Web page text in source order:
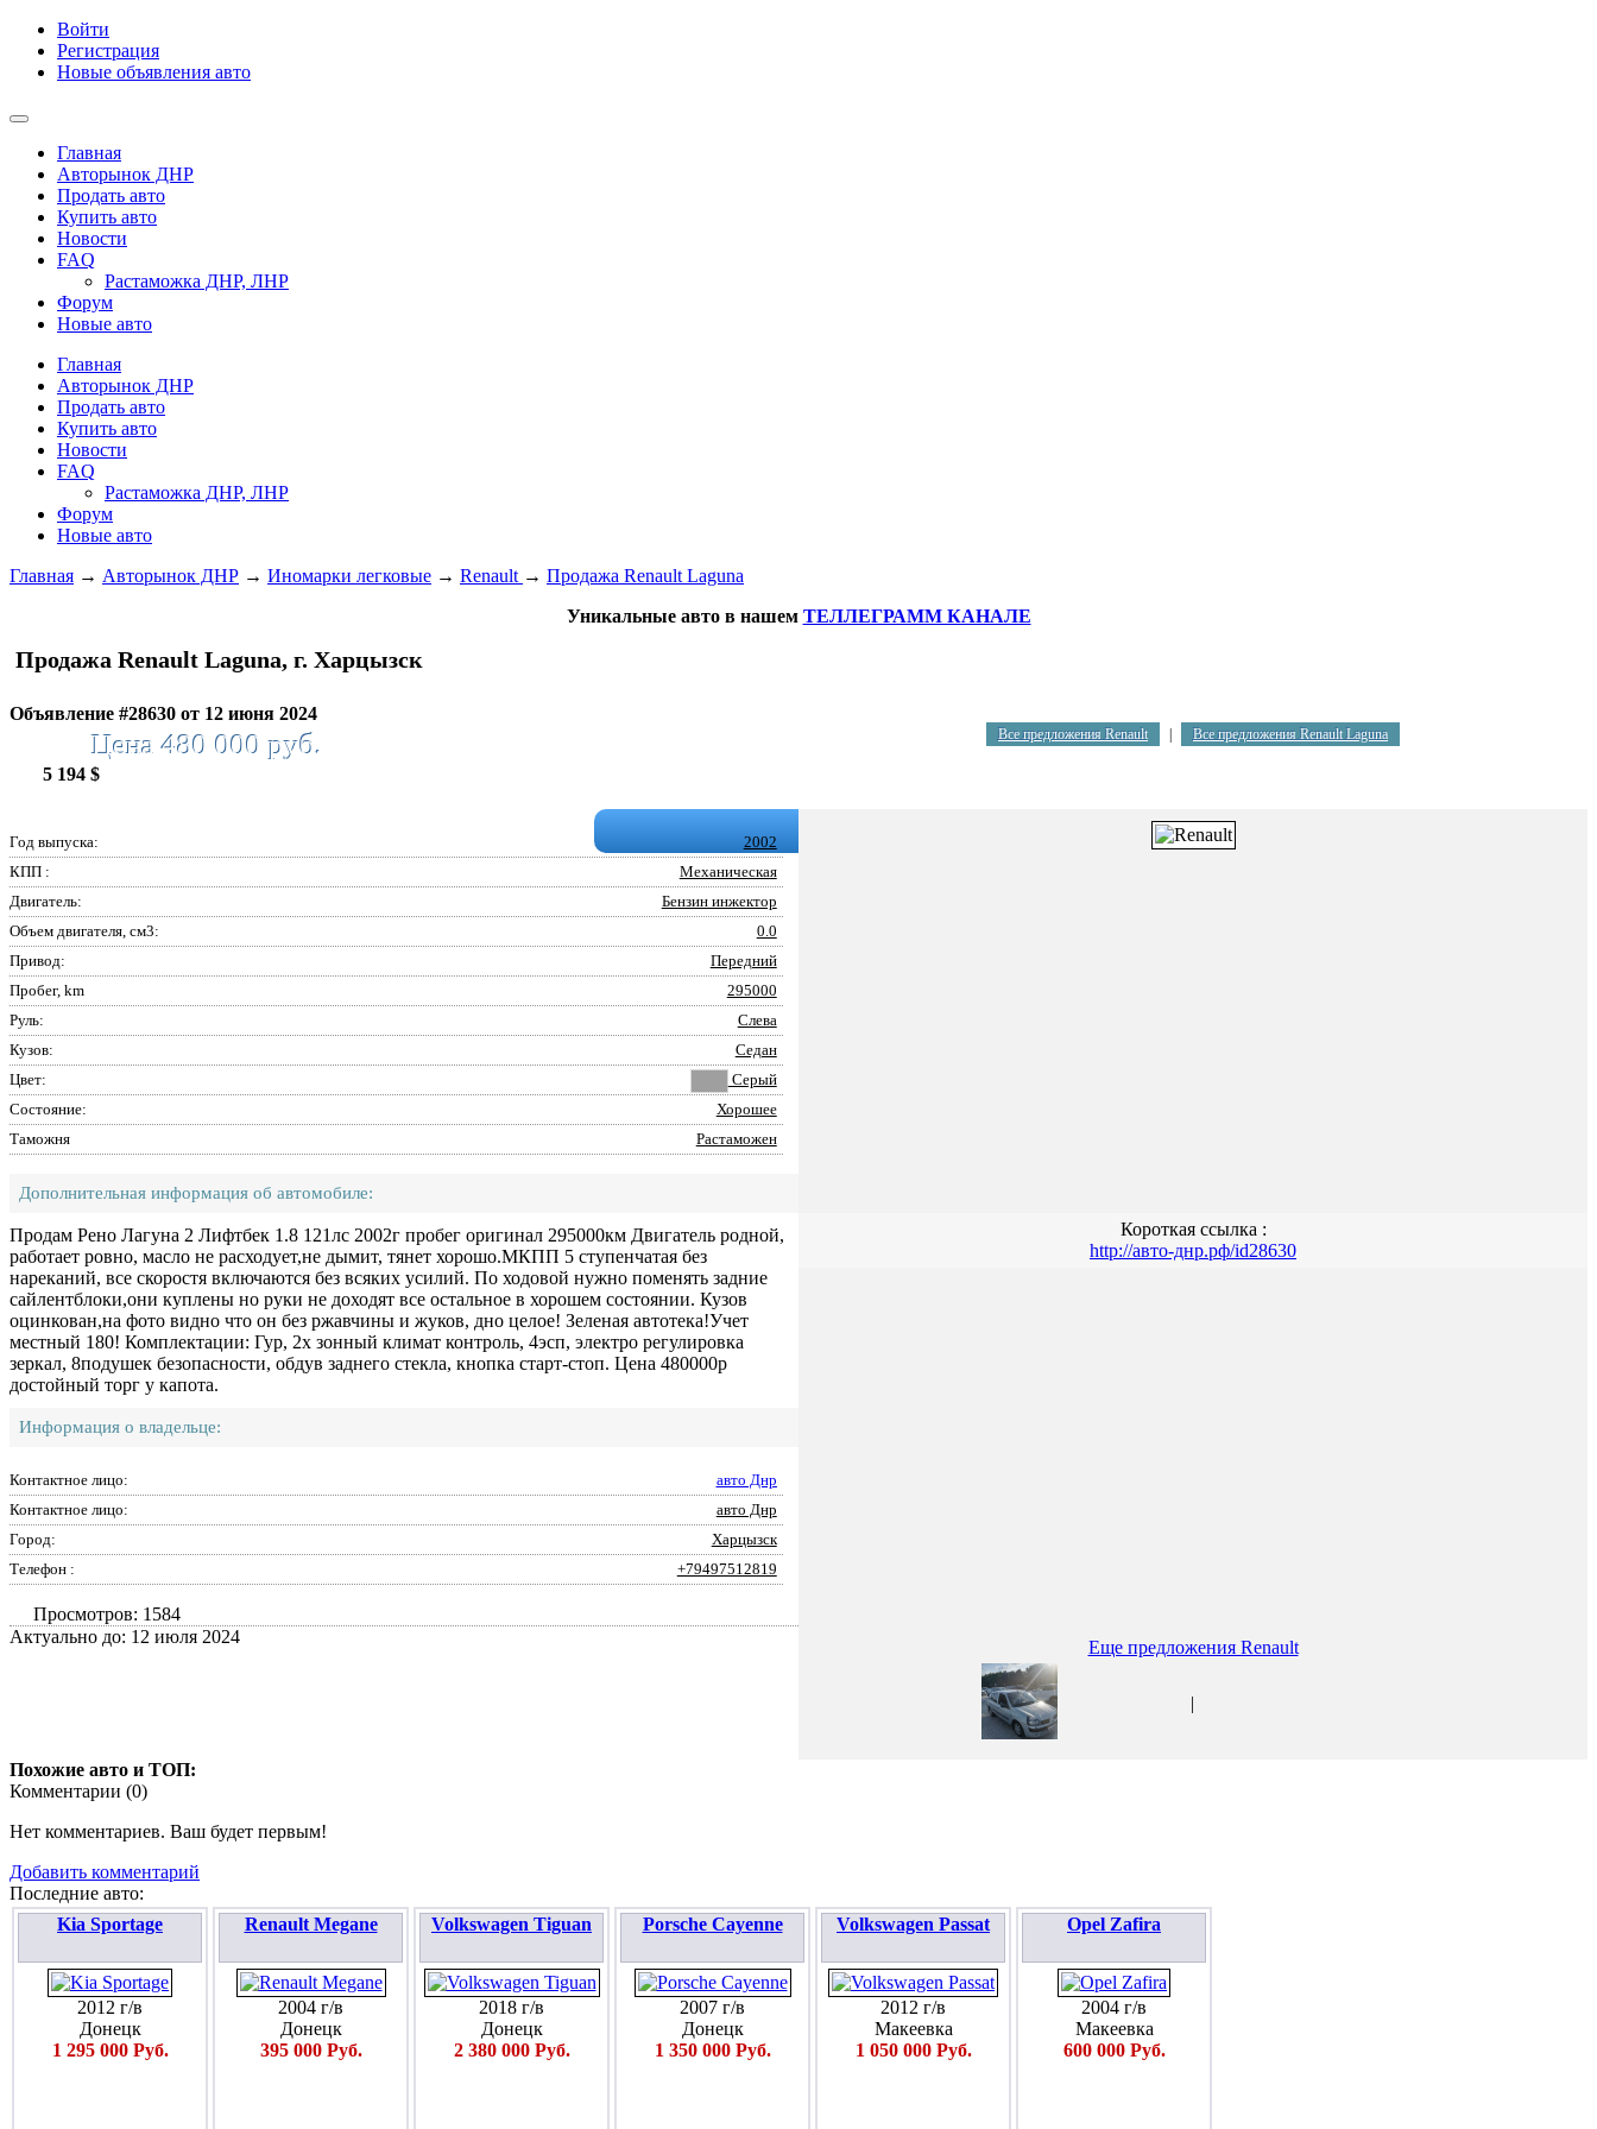
Войти
Регистрация
Новые объявления авто
Главная
Авторынок ДНР
Продать авто
Купить авто
Новости
FAQ
Растаможка ДНР, ЛНР
Форум
Новые авто
Главная
Авторынок ДНР
Продать авто
Купить авто
Новости
FAQ
Растаможка ДНР, ЛНР
Форум
Новые авто
Главная → Авторынок ДНР → Иномарки легковые → Renault → Продажа Renault Laguna
Уникальные авто в нашем ТЕЛЛЕГРАММ КАНАЛЕ
Продажа Renault Laguna, г. Харцызск
Объявление #28630 от 12 июня 2024
Цена 480 000 руб.
5 194 $
Все предложения Renault Все предложения Renault Laguna
Год выпуска:
2002
КПП :
Механическая
Двигатель:
Бензин инжектор
Объем двигателя, см3:
0.0
Привод:
Передний
Пробег, km
295000
Руль:
Слева
Кузов:
Седан
Цвет:
Серый
Состояние:
Хорошее
Таможня
Растаможен
Дополнительная информация об автомобиле:
Продам Рено Лагуна 2 Лифтбек 1.8 121лс 2002г пробег оригинал 295000км Двигатель родной,
работает ровно, масло не расходует,не дымит, тянет хорошо.МКПП 5 ступенчатая без
нареканий, все скоростя включаются без всяких усилий. По ходовой нужно поменять задние
сайлентблоки,они куплены но руки не доходят все остальное в хорошем состоянии. Кузов
оцинкован,на фото видно что он без ржавчины и жуков, дно целое! Зеленая автотека!Учет
местный 180! Комплектации: Гур, 2х зонный климат контроль, 4эсп, электро регулировка
зеркал, 8подушек безопасности, обдув заднего стекла, кнопка старт-стоп. Цена 480000р
достойный торг у капота.
Информация о владельце:
Контактное лицо:
авто Днр
Контактное лицо:
авто Днр
Город:
Харцызск
Телефон :
+79497512819
Просмотров: 1584
Актуально до: 12 июля 2024
Короткая ссылка :
http://авто-днр.рф/id28630
Еще предложения Renault
|
Похожие авто и ТОП:
Комментарии (0)
Нет комментариев. Ваш будет первым!
Добавить комментарий
Последние авто:
Kia Sportage
2012 г/в
Донецк
1 295 000 Руб.
Renault Megane
2004 г/в
Донецк
395 000 Руб.
Volkswagen Tiguan
2018 г/в
Донецк
2 380 000 Руб.
Porsche Cayenne
2007 г/в
Донецк
1 350 000 Руб.
Volkswagen Passat
2012 г/в
Макеевка
1 050 000 Руб.
Opel Zafira
2004 г/в
Макеевка
600 000 Руб.